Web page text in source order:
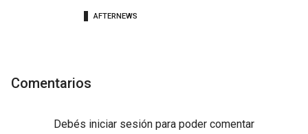
AFTERNEWS
Comentarios
Debés iniciar sesión para poder comentar